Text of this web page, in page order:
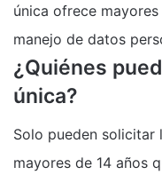
única ofrece
manejo de datos
¿Quiénes
única?
Solo pueden solicitar
mayores de 14 años